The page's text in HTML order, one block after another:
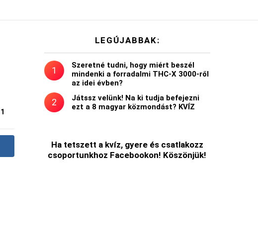
1
LEGÚJABBAK:
Szeretné tudni, hogy miért beszél
mindenki a forradalmi THC-X 3000-ről
az idei évben?
Játssz velünk! Na ki tudja befejezni
ezt a 8 magyar közmondást? KVÍZ
Ha tetszett a kvíz, gyere és csatlakozz
csoportunkhoz Facebookon! Köszönjük!